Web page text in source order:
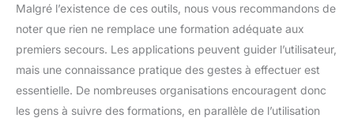
Malgré l’existence de ces outils, nous vous recommandons de
noter que rien ne remplace une formation adéquate aux
premiers secours. Les applications peuvent guider l’utilisateur,
mais une connaissance pratique des gestes à effectuer est
essentielle. De nombreuses organisations encouragent donc
les gens à suivre des formations, en parallèle de l’utilisation